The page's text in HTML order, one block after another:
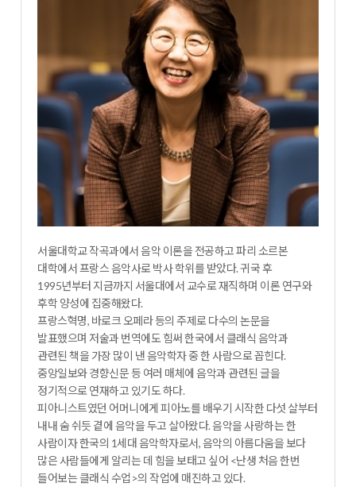
서울대학교 작곡과에서 음악 이론을 전공하고 파리 소르본
대학에서 프랑스 음악사로 박사 학위를 받았다. 귀국 후
1995년부터 지금까지 서울대에서 교수로 재직하며 이론 연구와
후학 양성에 집중해왔다.
프랑스혁명, 바로크 오페라 등의 주제로 다수의 논문을
발표했으며 저술과 번역에도 힘써 한국에서 클래식 음악과
관련된 책을 가장 많이 낸 음악학자 중 한 사람으로 꼽힌다.
중앙일보와 경향신문 등 여러 매체에 음악과 관련된 글을
정기적으로 연재하고 있기도 하다.
피아니스트였던 어머니에게 피아노를 배우기 시작한 다섯 살부터
내내 숨 쉬듯 곁에 음악을 두고 살아왔다. 음악을 사랑하는 한
사람이자 한국의 1세대 음악학자로서, 음악의 아름다움을 보다
많은 사람들에게 알리는 데 힘을 보태고 싶어 <난생 처음 한번
들어보는 클래식 수업>의 작업에 매진하고 있다.